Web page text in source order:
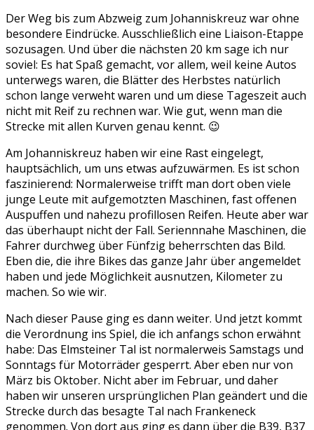
Der Weg bis zum Abzweig zum Johanniskreuz war ohne
besondere Eindrücke. Ausschließlich eine Liaison-Etappe
sozusagen. Und über die nächsten 20 km sage ich nur
soviel: Es hat Spaß gemacht, vor allem, weil keine Autos
unterwegs waren, die Blätter des Herbstes natürlich
schon lange verweht waren und um diese Tageszeit auch
nicht mit Reif zu rechnen war. Wie gut, wenn man die
Strecke mit allen Kurven genau kennt. 😉
Am Johanniskreuz haben wir eine Rast eingelegt,
hauptsächlich, um uns etwas aufzuwärmen. Es ist schon
faszinierend: Normalerweise trifft man dort oben viele
junge Leute mit aufgemotzten Maschinen, fast offenen
Auspuffen und nahezu profillosen Reifen. Heute aber war
das überhaupt nicht der Fall. Seriennnahe Maschinen, die
Fahrer durchweg über Fünfzig beherrschten das Bild.
Eben die, die ihre Bikes das ganze Jahr über angemeldet
haben und jede Möglichkeit ausnutzen, Kilometer zu
machen. So wie wir.
Nach dieser Pause ging es dann weiter. Und jetzt kommt
die Verordnung ins Spiel, die ich anfangs schon erwähnt
habe: Das Elmsteiner Tal ist normalerweis Samstags und
Sonntags für Motorräder gesperrt. Aber eben nur von
März bis Oktober. Nicht aber im Februar, und daher
haben wir unseren ursprünglichen Plan geändert und die
Strecke durch das besagte Tal nach Frankeneck
genommen. Von dort aus ging es dann über die B39, B37